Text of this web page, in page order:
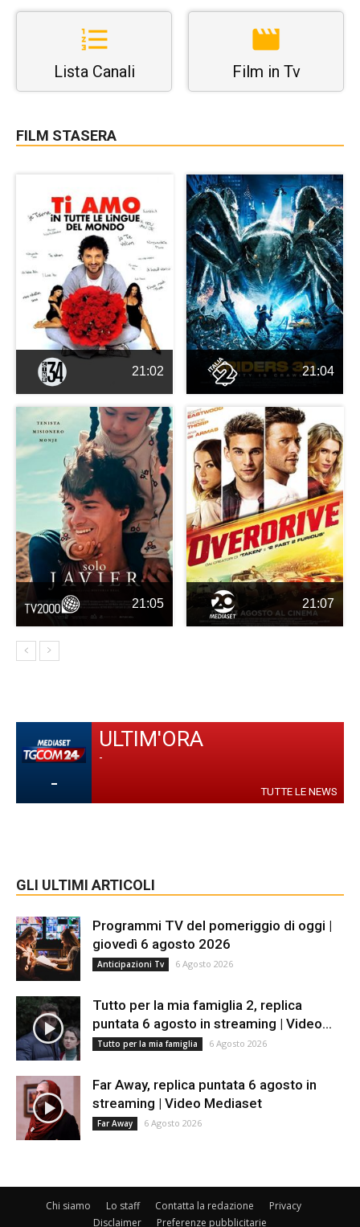
Lista Canali Film in Tv
FILM STASERA
21:02 21:04
21:05 21:07
-
ULTIM'ORA
-
TUTTE LE NEWS
GLI ULTIMI ARTICOLI
Programmi TV del pomeriggio di oggi |
giovedì 6 agosto 2026
Anticipazioni Tv 6 Agosto 2026
Tutto per la mia famiglia 2, replica
puntata 6 agosto in streaming | Video...
Tutto per la mia famiglia 6 Agosto 2026
Far Away, replica puntata 6 agosto in
streaming | Video Mediaset
Far Away 6 Agosto 2026
Chi siamo Lo staff Contatta la redazione
Privacy
Disclaimer
Preferenze pubblicitarie